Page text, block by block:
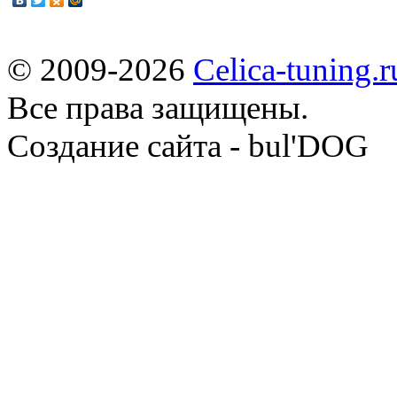
© 2009-2026 Celica-
Все права защищены.
Cоздание сайта - bul'DOG